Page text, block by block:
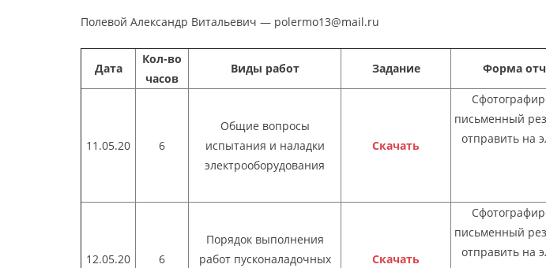
Полевой Александр Витальевич — polermo13@mail.ru
Дата
Кол-во
часов
Виды работ Задание Форма
11.05.20 6
Общие вопросы
испытания и наладки
электрооборудования
Скачать
письменный
отправить на
12.05.20 6
Порядок выполнения
работ пусконаладочных
Скачать
письменный
отправить на